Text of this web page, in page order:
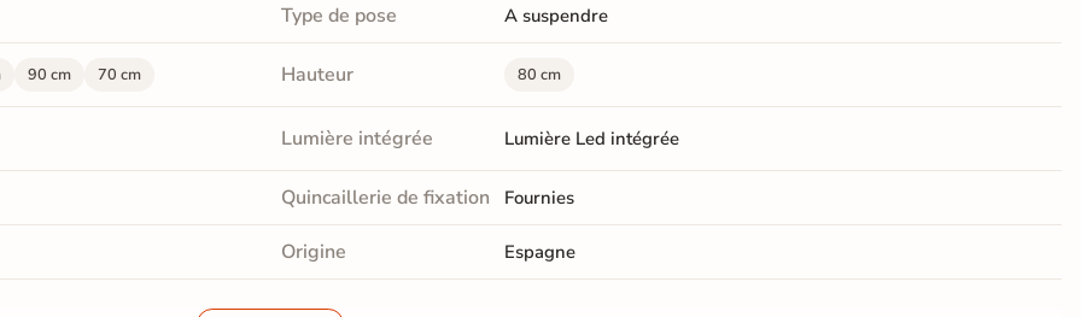
Type de pose A suspendre
90 cm 70 cm Hauteur 80 cm
Lumière intégrée Lumière Led intégrée
Quincaillerie de fixation Fournies
Origine Espagne